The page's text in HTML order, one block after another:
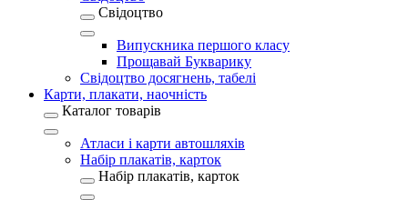
Свідоцтво
Випускника першого класу
Прощавай Букварику
Свідоцтво досягнень, табелі
Карти, плакати, наочність
Каталог товарів
Атласи і карти автошляхів
Набір плакатів, карток
Набір плакатів, карток